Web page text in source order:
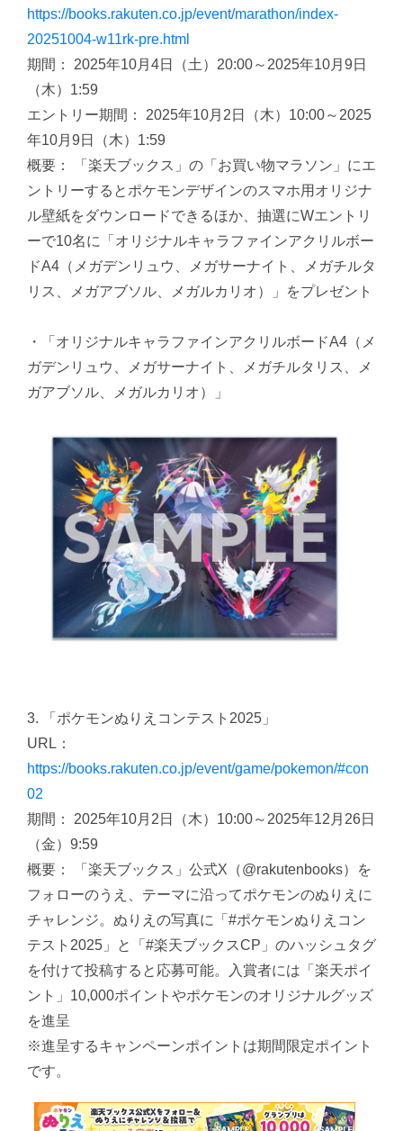
https://books.rakuten.co.jp/event/marathon/index-
20251004-w11rk-pre.html
期間： 2025年10月4日（土）20:00～2025年10月9日
（木）1:59
エントリー期間： 2025年10月2日（木）10:00～2025
年10月9日（木）1:59
概要： 「楽天ブックス」の「お買い物マラソン」にエ
ントリーするとポケモンデザインのスマホ用オリジナ
ル壁紙をダウンロードできるほか、抽選にWエントリ
ーで10名に「オリジナルキャラファインアクリルボー
ドA4（メガデンリュウ、メガサーナイト、メガチルタ
リス、メガアブソル、メガルカリオ）」をプレゼント
・「オリジナルキャラファインアクリルボードA4（メ
ガデンリュウ、メガサーナイト、メガチルタリス、メ
ガアブソル、メガルカリオ）」
3. 「ポケモンぬりえコンテスト2025」
URL：
https://books.rakuten.co.jp/event/game/pokemon/#con
02
期間： 2025年10月2日（木）10:00～2025年12月26日
（金）9:59
概要： 「楽天ブックス」公式X（@rakutenbooks）を
フォローのうえ、テーマに沿ってポケモンのぬりえに
チャレンジ。ぬりえの写真に「#ポケモンぬりえコン
テスト2025」と「#楽天ブックスCP」のハッシュタグ
を付けて投稿すると応募可能。入賞者には「楽天ポイ
ント」10,000ポイントやポケモンのオリジナルグッズ
を進呈
※進呈するキャンペーンポイントは期間限定ポイント
です。